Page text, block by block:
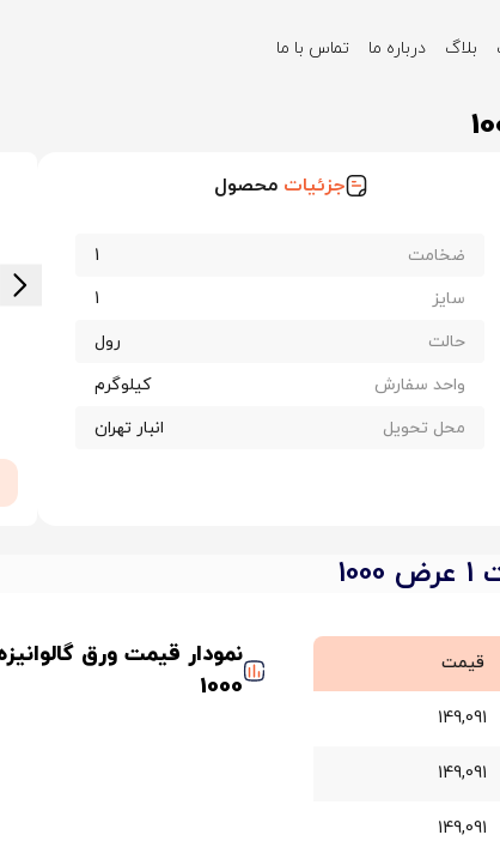
بلاگ درباره ما تماس با ما
جزئیات محصول
ضخامت
1
سایز
1
حالت
رول
واحد سفارش
کیلوگرم
محل تحویل
انبار تهران
قیمت
149,091
149,091
149,091
1000